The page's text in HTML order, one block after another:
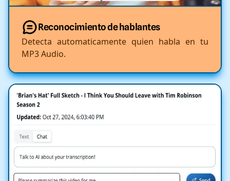
Reconocimiento de hablantes
Detecta automaticamente quien habla en tu
MP3 Audio.